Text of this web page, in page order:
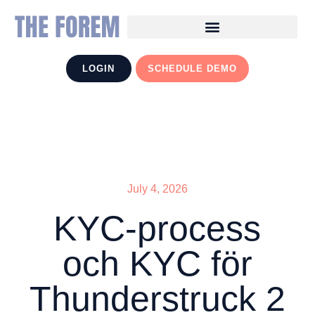
LOGIN SCHEDULE DEMO
July 4, 2026
KYC-process
och KYC för
Thunderstruck 2